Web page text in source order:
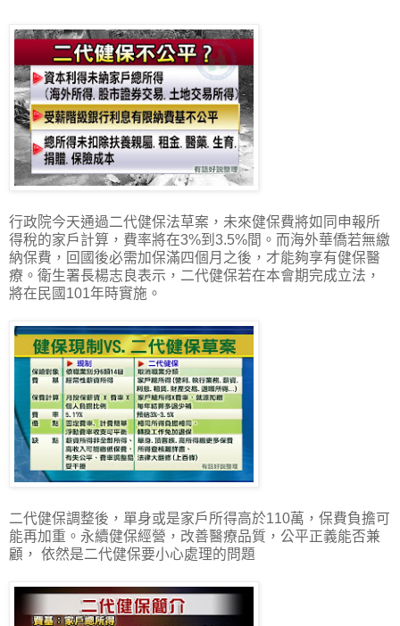
行政院今天通過二代健保法草案，未來健保費將如同申報所
得稅的家戶計算，費率將在3%到3.5%間。而海外華僑若無繳
納保費，回國後必需加保滿四個月之後，才能夠享有健保醫
療。衛生署長楊志良表示，二代健保若在本會期完成立法，
將在民國101年時實施。
二代健保調整後，單身或是家戶所得高於110萬，保費負擔可
能再加重。永續健保經營，改善醫療品質，公平正義能否兼
顧， 依然是二代健保要小心處理的問題